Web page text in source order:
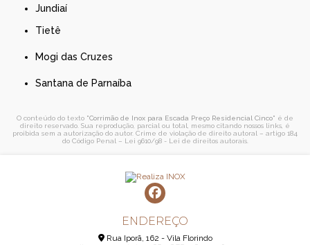
Jundiaí
Tietê
Mogi das Cruzes
Santana de Parnaíba
O conteúdo do texto "Corrimão de Inox para Escada Preço Residencial Cinco" é de
direito reservado. Sua reprodução, parcial ou total, mesmo citando nossos links, é
proibida sem a autorização do autor. Crime de violação de direito autoral – artigo 184
do Código Penal – Lei 9610/98 - Lei de direitos autorais.
ENDEREÇO
Rua Iporã, 162 - Vila Florindo